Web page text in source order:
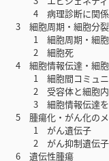
4 病理診断に関係
3 細胞周期・細胞分
1 細胞周期・細胞
2 細胞死
4 細胞情報伝達・細胞
1 細胞間コミュニ
2 受容体と細胞内
3 細胞情報伝達を
5 腫瘍化・がん化のメ
1 がん遺伝子
2 がん抑制遺伝子
6 遺伝性腫瘍